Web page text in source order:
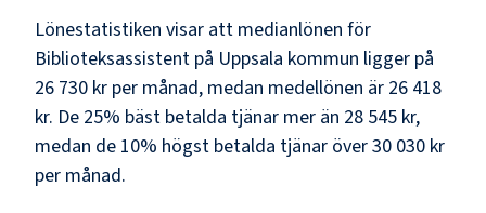
Lönestatistiken visar att medianlönen för
Biblioteksassistent på Uppsala kommun ligger på
26 730 kr per månad, medan medellönen är 26 418
kr. De 25% bäst betalda tjänar mer än 28 545 kr,
medan de 10% högst betalda tjänar över30 030 kr
per månad.